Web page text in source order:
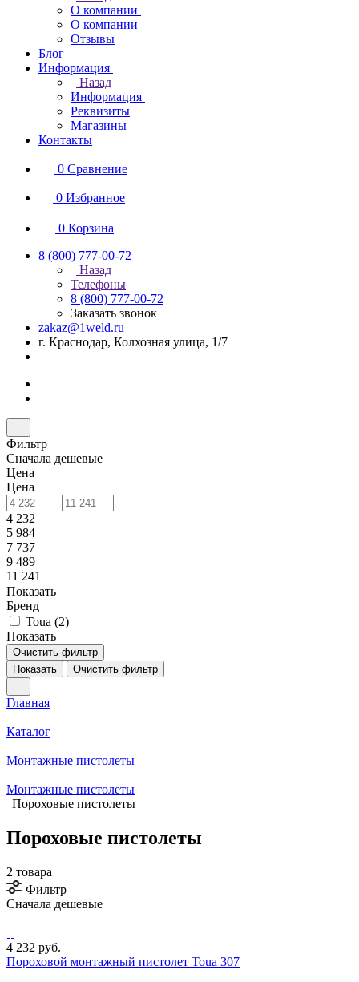
О компании
О компании
Отзывы
Блог
Информация
Назад
Информация
Реквизиты
Магазины
Контакты
0 Сравнение
0 Избранное
0 Корзина
8 (800) 777-00-72
Назад
Телефоны
8 (800) 777-00-72
Заказать звонок
zakaz@1weld.ru
г. Краснодар, Колхозная улица, 1/7
Фильтр
Сначала дешевые
Цена
Цена
4 232
5 984
7 737
9 489
11 241
Показать
Бренд
Toua (2)
Показать
Очистить фильтр
Показать
Очистить фильтр
Главная
Каталог
Монтажные пистолеты
Монтажные пистолеты
Пороховые пистолеты
Пороховые пистолеты
2 товара
Фильтр
Сначала дешевые
4 232 руб.
Пороховой монтажный пистолет Toua 307